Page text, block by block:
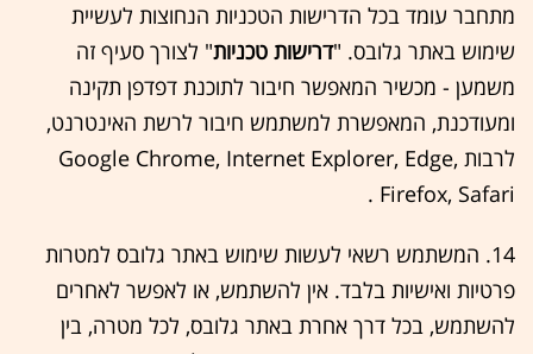
מתחבר עומד בכל הדרישות הטכניות הנחוצות לעשיית
שימוש באתר גלובס. "דרישות טכניות" לצורך סעיף זה
משמען - מכשיר המאפשר חיבור לתוכנת דפדפן תקינה
ומעודכנת, המאפשרת למשתמש חיבור לרשת האינטרנט,
לרבות Google Chrome, Internet Explorer, Edge,
Firefox, Safari .
14. המשתמש רשאי לעשות שימוש באתר גלובס למטרות
פרטיות ואישיות בלבד. אין להשתמש, או לאפשר לאחרים
להשתמש, בכל דרך אחרת באתר גלובס, לכל מטרה, בין